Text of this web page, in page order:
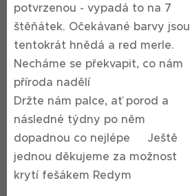
potvrzenou - vypadá to na 7
štěňátek. Očekávané barvy jsou
tentokrát hnědá a red merle.
Necháme se překvapit, co nám
příroda nadělí 😅
Držte nám palce, ať porod a
následné týdny po něm
dopadnou co nejlépe ♥️Ještě
jednou děkujeme za možnost
krytí fešákem Redym😍🐾